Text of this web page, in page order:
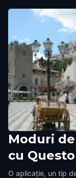
Piazza IX Aprile
Taormina ,Italy
Moduri
cu Questo
O aplicație, un tip